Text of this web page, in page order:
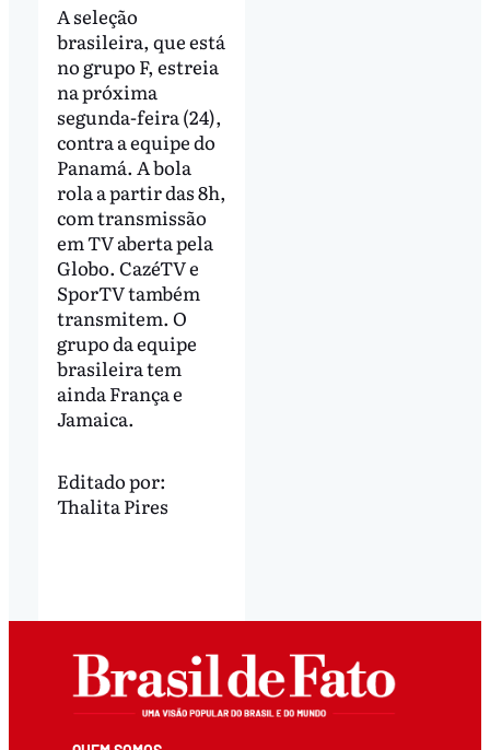
A seleção
brasileira, que está
no grupo F, estreia
na próxima
segunda-feira (24),
contra a equipe do
Panamá. A bola
rola a partir das 8h,
com transmissão
em TV aberta pela
Globo. CazéTV e
SporTV também
transmitem. O
grupo da equipe
brasileira tem
ainda França e
Jamaica.
Editado por:
Thalita Pires